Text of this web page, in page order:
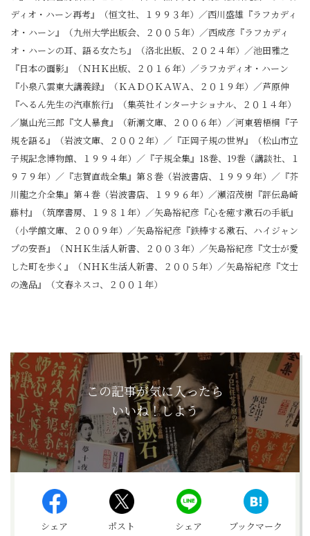
ディオ・ハーン再考』（恒文社、１９９３年）／西川盛雄『ラフカディ
オ・ハーン』（九州大学出版会、２００５年）／西成彦『ラフカディ
オ・ハーンの耳、語る女たち』（洛北出版、２０２４年）／池田雅之
『日本の面影』（ＮＨＫ出版、２０１６年）／ラフカディオ・ハーン
『小泉八雲東大講義録』（ＫＡＤＯＫＡＷＡ、２０１９年）／芦原伸
『へるん先生の汽車旅行』（集英社インターナショナル、２０１４年）
／嵐山光三郎『文人暴食』（新潮文庫、２００６年）／河東碧梧桐『子
規を語る』（岩波文庫、２００２年）／『正岡子規の世界』（松山市立
子規記念博物館、１９９４年）／『子規全集』18巻、19巻（講談社、１
９７９年）／『志賀直哉全集』第８巻（岩波書店、１９９９年）／『芥
川龍之介全集』第４巻（岩波書店、１９９６年）／瀬沼茂樹『評伝島崎
藤村』（筑摩書房、１９８１年）／矢島裕紀彦『心を癒す漱石の手紙』
（小学館文庫、２００９年）／矢島裕紀彦『鉄棒する漱石、ハイジャン
プの安吾』（ＮＨＫ生活人新書、２００３年）／矢島裕紀彦『文士が愛
した町を歩く』（ＮＨＫ生活人新書、２００５年）／矢島裕紀彦『文士
の逸品』（文春ネスコ、２００１年）
この記事が気に入ったら
いいね！しよう
シェア ポスト シェア ブックマーク